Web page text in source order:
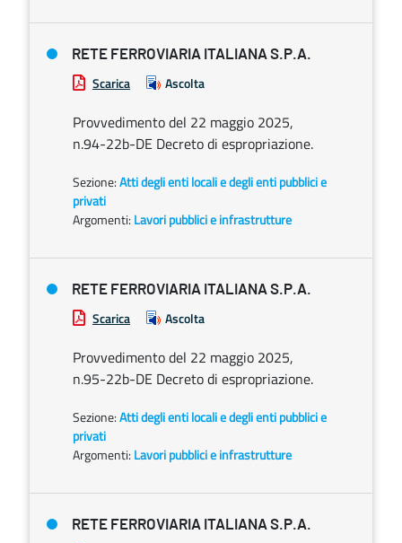
RETE FERROVIARIA ITALIANA S.P.A.
Scarica Ascolta
Provvedimento del 22 maggio 2025,
n.94-22b-DE Decreto di espropriazione.
Sezione:Atti degli enti locali e degli enti pubblici e
privati
Argomenti: Lavori pubblici e infrastrutture
RETE FERROVIARIA ITALIANA S.P.A.
Scarica Ascolta
Provvedimento del 22 maggio 2025,
n.95-22b-DE Decreto di espropriazione.
Sezione:Atti degli enti locali e degli enti pubblici e
privati
Argomenti: Lavori pubblici e infrastrutture
RETE FERROVIARIA ITALIANA S.P.A.